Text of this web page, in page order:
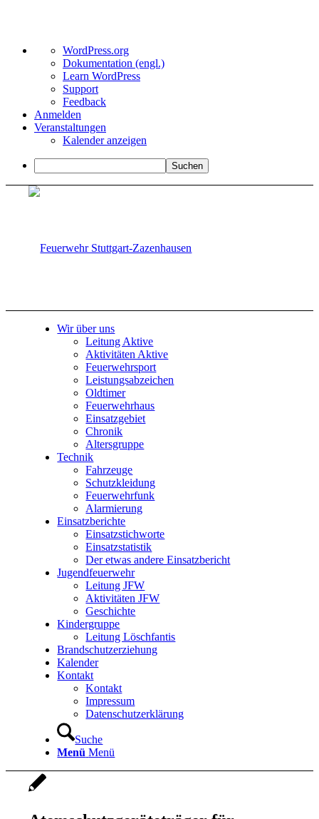
Über
WordPress
WordPress.org
Dokumentation (engl.)
Learn WordPress
Support
Feedback
Anmelden
Veranstaltungen
Kalender anzeigen
Suchen
Wir über uns
Leitung Aktive
Aktivitäten Aktive
Feuerwehrsport
Leistungsabzeichen
Oldtimer
Feuerwehrhaus
Einsatzgebiet
Chronik
Altersgruppe
Technik
Fahrzeuge
Schutzkleidung
Feuerwehrfunk
Alarmierung
Einsatzberichte
Einsatzstichworte
Einsatzstatistik
Der etwas andere Einsatzbericht
Jugendfeuerwehr
Leitung JFW
Aktivitäten JFW
Geschichte
Kindergruppe
Leitung Löschfantis
Brandschutzerziehung
Kalender
Kontakt
Kontakt
Impressum
Datenschutzerklärung
Suche
Menü Menü